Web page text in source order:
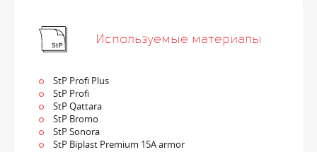
Используемые материалы
StP Profi Plus
StP Profi
StP Qattara
StP Bromo
StP Sonora
StP Biplast Premium 15A armor